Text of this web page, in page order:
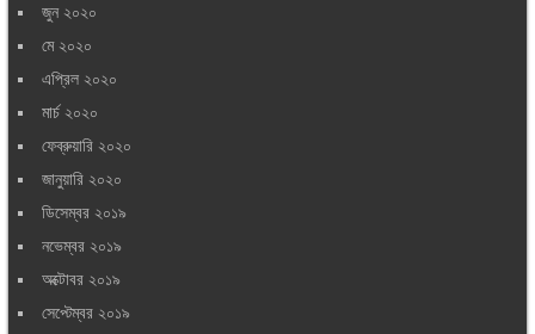
জুন ২০২০
মে ২০২০
এপ্রিল ২০২০
মার্চ ২০২০
ফেব্রুয়ারি ২০২০
জানুয়ারি ২০২০
ডিসেম্বর ২০১৯
নভেম্বর ২০১৯
অক্টোবর ২০১৯
সেপ্টেম্বর ২০১৯